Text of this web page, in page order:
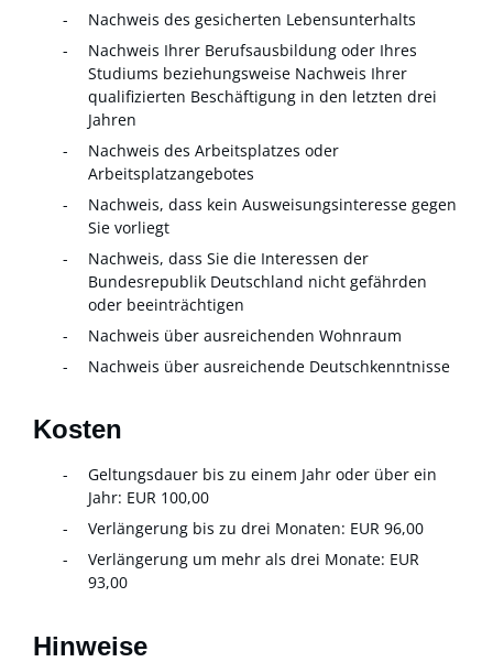
Nachweis des gesicherten Lebensunterhalts
Nachweis Ihrer Berufsausbildung oder Ihres
Studiums beziehungsweise Nachweis Ihrer
qualifizierten Beschäftigung in den letzten drei
Jahren
Nachweis des Arbeitsplatzes oder
Arbeitsplatzangebotes
Nachweis, dass kein Ausweisungsinteresse gegen
Sie vorliegt
Nachweis, dass Sie die Interessen der
Bundesrepublik Deutschland nicht gefährden
oder beeinträchtigen
Nachweis über ausreichenden Wohnraum
Nachweis über ausreichende Deutschkenntnisse
Kosten
Geltungsdauer bis zu einem Jahr oder über ein
Jahr: EUR 100,00
Verlängerung bis zu drei Monaten: EUR 96,00
Verlängerung um mehr als drei Monate: EUR
93,00
Hinweise